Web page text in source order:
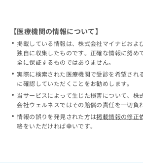
【医療機関の情報について】
掲載している情報は、株式会社マイナビおよ
独自に収集したものです。正確な情報に努め
全に保証するものではありません。
実際に検索された医療機関で受診を希望され
に確認していただくことをお勧めします。
当サービスによって生じた損害について、株
会社ウェルネスではその賠償の責任を一切負
情報の誤りを発見された方は掲載情報の修正
絡をいただければ幸いです。